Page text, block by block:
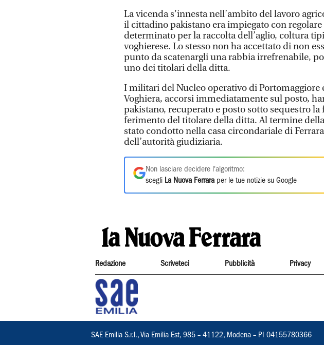
La vicenda s'innesta nell’ambito del lavoro
il cittadino pakistano era impiegato con
determinato per la raccolta dell’aglio, coltura
voghierese. Lo stesso non ha accettato di non
punto da scatenargli una rabbia irrefrenabile,
uno dei titolari della ditta.
I militari del Nucleo operativo di Portomaggiore
Voghiera, accorsi immediatamente sul posto,
pakistano, recuperato e posto sotto sequestro
ferimento del titolare della ditta. Al termine
stato condotto nella casa circondariale di
dell’autorità giudiziaria.
Non lasciare decidere l'algoritmo:
scegli La Nuova Ferrara per le tue notizie su Google
Redazione Scriveteci Pubblicità Privacy
SAE Emilia S.r.l., Via Emilia Est, 985 – 41122, Modena – PI 04155780366